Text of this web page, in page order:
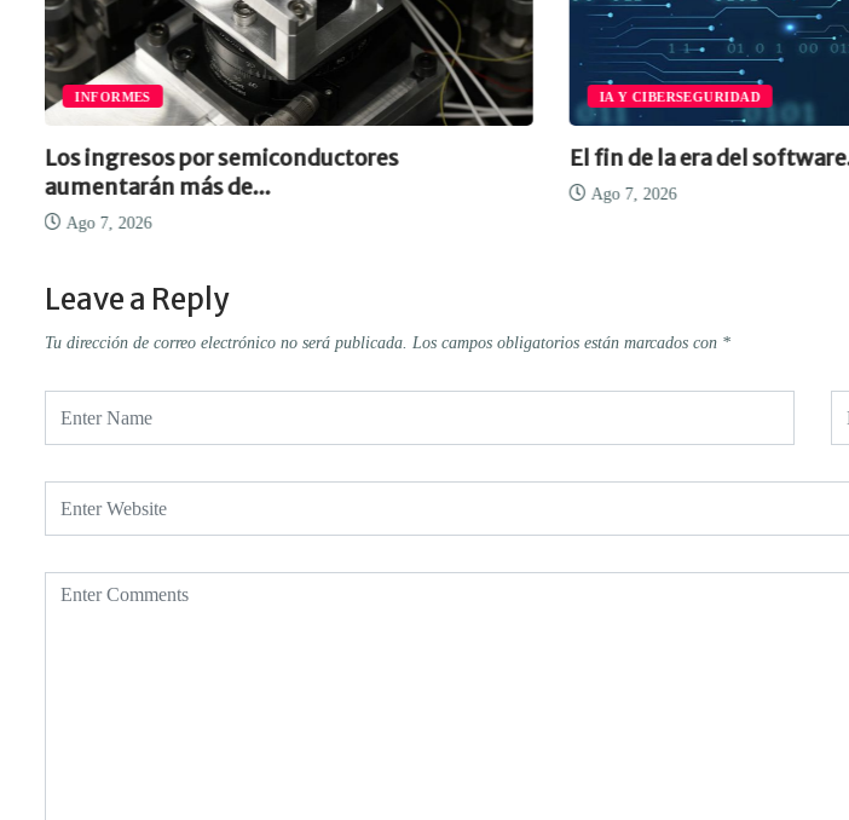
INFORMES
ingresos por semiconductores
más de...
Ago 7, 2026
IA Y CIBERSEGURIDAD
El fin de la era del software...
Ago 7, 2026
Leave a Reply
Tu dirección de correo electrónico no será publicada. Los campos obligatorios están marcados con *